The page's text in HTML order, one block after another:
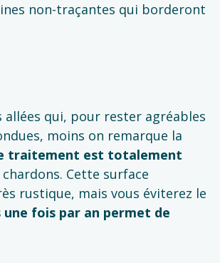
non-traçantes qui borderont
qui, pour rester agréables
moins on remarque la
traitement est totalement
Cette surface
rustique, mais vous éviterez le
fois par an permet de